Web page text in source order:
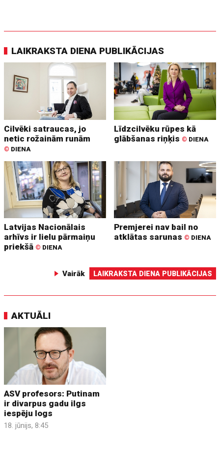
LAIKRAKSTA DIENA PUBLIKĀCIJAS
Cilvēki satraucas, jo
netic rožainām runām
© DIENA
Līdzcilvēku rūpes kā
glābšanas riņķis © DIENA
Latvijas Nacionālais
arhīvs ir lielu pārmaiņu
priekšā © DIENA
Premjerei nav bail no
atklātas sarunas © DIENA
Vairāk LAIKRAKSTA DIENA PUBLIKĀCIJAS
AKTUĀLI
ASV profesors: Putinam
ir divarpus gadu ilgs
iespēju logs
18. jūnijs, 8:45